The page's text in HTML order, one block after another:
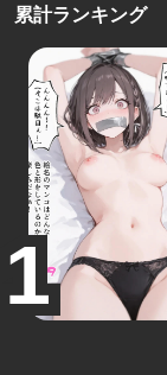
累計ランキング